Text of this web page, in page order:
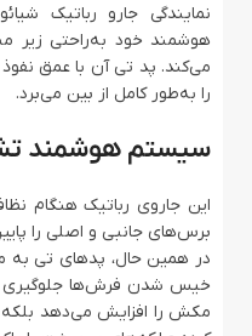
نمایندگی جارو رباتیک
هوشمند خود به‌راحتی زیر
را به‌طور کامل از بین می‌برد.
سیستم هوشمند
برس‌های جانبی و اصلی را
در همین حال، پدهای تی به
خیس شدن فرش‌ها جلوگیری
مکش را افزایش می‌دهد